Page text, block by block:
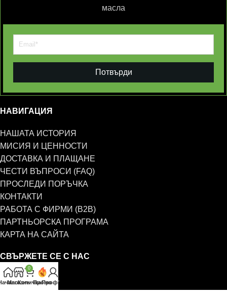
масла
Потвърди
НАВИГАЦИЯ
НАШАТА ИСТОРИЯ
МИСИЯ И ЦЕННОСТИ
ДОСТАВКА И ПЛАЩАНЕ
ЧЕСТИ ВЪПРОСИ (FAQ)
ПРОСЛЕДИ ПОРЪЧКА
КОНТАКТИ
РАБОТА С ФИРМИ (B2B)
ПАРТНЬОРСКА ПРОГРАМА
КАРТА НА САЙТА
СВЪРЖЕТЕ СЕ С НАС
0885 323 661
Магазин
0
КоличкаПромоПрофил